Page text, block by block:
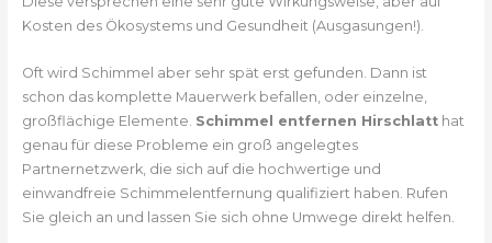
Kosten des Ökosystems und Gesundheit (Ausgasungen!).
Oft wird Schimmel aber sehr spät erst gefunden. Dann ist
schon das komplette Mauerwerk befallen, oder einzelne,
großflächige Elemente. Schimmel entfernen Hirschlatthat
genau für diese Probleme ein groß angelegtes
Partnernetzwerk, die sich auf die hochwertige und
einwandfreie Schimmelentfernung qualifiziert haben. Rufen
Sie gleich an und lassen Sie sich ohne Umwege direkt helfen.